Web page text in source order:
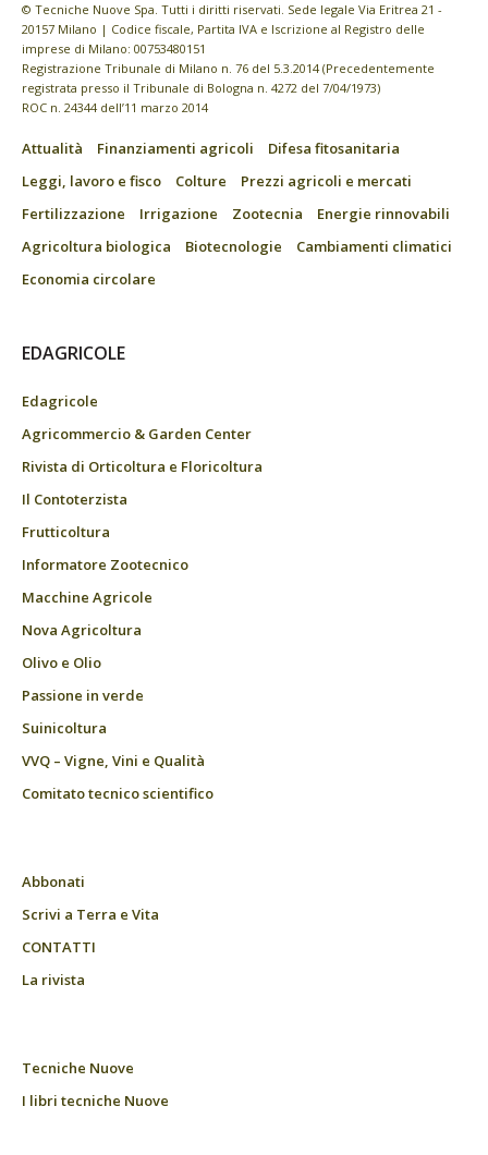
© Tecniche Nuove Spa. Tutti i diritti riservati. Sede legale Via Eritrea 21 -
20157 Milano | Codice fiscale, Partita IVA e Iscrizione al Registro delle
imprese di Milano: 00753480151
Registrazione Tribunale di Milano n. 76 del 5.3.2014 (Precedentemente
registrata presso il Tribunale di Bologna n. 4272 del 7/04/1973)
ROC n. 24344 dell’11 marzo 2014
Attualità Finanziamenti agricoli
Difesa fitosanitaria
Leggi, lavoro e fisco
Colture
Prezzi agricoli e mercati
Fertilizzazione
Irrigazione Zootecnia
Energie rinnovabili
Agricoltura biologica
Biotecnologie
Cambiamenti climatici
Economia circolare
EDAGRICOLE
Edagricole
Agricommercio & Garden Center
Rivista di Orticoltura e Floricoltura
Il Contoterzista
Frutticoltura
Informatore Zootecnico
Macchine Agricole
Nova Agricoltura
Olivo e Olio
Passione in verde
Suinicoltura
VVQ – Vigne, Vini e Qualità
Comitato tecnico scientifico
Abbonati
Scrivi a Terra e Vita
CONTATTI
La rivista
Tecniche Nuove
I libri tecniche Nuove